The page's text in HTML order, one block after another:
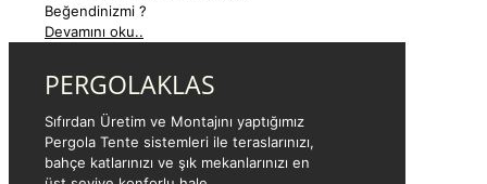
Beğendinizmi ?
Devamını oku..
PERGOLAKLAS
Sıfırdan Üretim ve Montajını yaptığımız
Pergola Tente sistemleri ile teraslarınızı,
bahçe katlarınızı ve şık mekanlarınızı en